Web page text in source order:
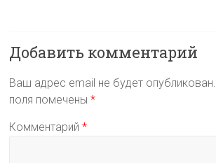
Добавить комментарий
Ваш адрес email не будет опубликован.
поля помечены*
Комментарий*